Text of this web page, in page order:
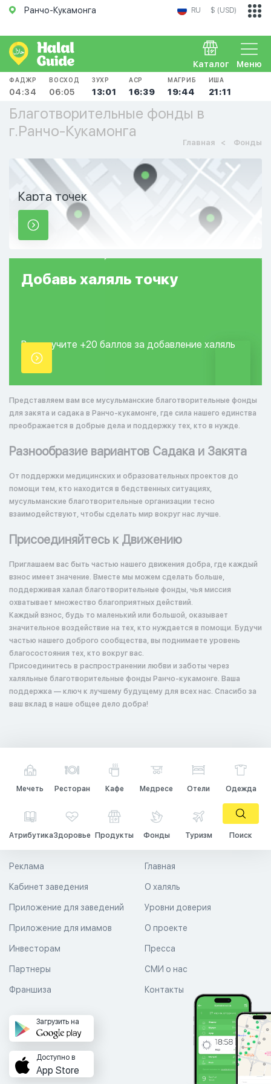
Ранчо-Кукамонга RU $ (USD)
Меню
Каталог
ФАДЖР
04:34
ВОСХОД
06:05
ЗУХР
13:01
АСР
16:39
МАГРИБ
19:44
ИША
21:11
Благотворительные фонды в
г.Ранчо-Кукамонга
Главная Фонды
Карта точек
Добавь халяль точку
Вы получите +20 баллов за добавление халяль
точки.
Представляем вам все мусульманские благотворительные фонды
для закята и садака в Ранчо-кукамонге, где сила нашего единства
преображается в добрые дела и поддержку тех, кто в нужде.
Разнообразие вариантов Садака и Закята
От поддержки медицинских и образовательных проектов до
помощи тем, кто находится в бедственных ситуациях,
мусульманские благотворительные организации тесно
взаимодействуют, чтобы сделать мир вокруг нас лучше.
Присоединяйтесь к Движению
Приглашаем вас быть частью нашего движения добра, где каждый
взнос имеет значение. Вместе мы можем сделать больше,
поддерживая халал благотворительные фонды, чья миссия
охватывает множество благоприятных действий.
Каждый взнос, будь то маленький или большой, оказывает
значительное воздействие на тех, кто нуждается в помощи. Будучи
частью нашего доброго сообщества, вы поднимаете уровень
благосостояния тех, кто вокруг вас.
Присоединитесь в распространении любви и заботы через
халяльные благотворительные фонды Ранчо-кукамонге. Ваша
поддержка — ключ к лучшему будущему для всех нас. Спасибо за
ваш вклад в наше общее дело добра!
Мечеть Ресторан Кафе Медресе Отели Одежда
АтрибутикаЗдоровье Продукты Фонды Туризм Поиск
Главная
О халяль
Уровни доверия
Реклама
Кабинет заведения
Приложение для заведений
Приложение для имамов О проекте
Пресса
СМИ о нас
Контакты
Инвесторам
Партнеры
Франшиза
Загрузить на
Доступно в
App Store